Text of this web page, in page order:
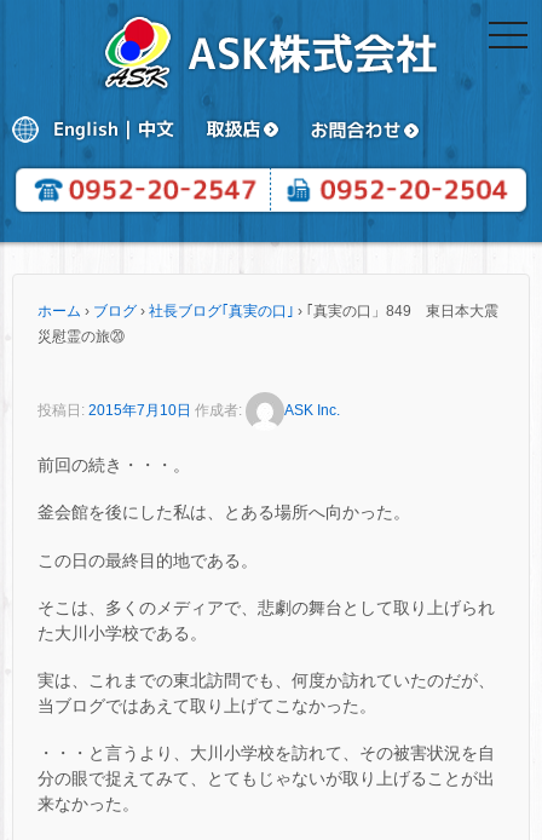
ホーム › ブログ › 社長ブログ｢真実の口｣ › ｢真実の口」849 東日本大震
災慰霊の旅⑳
投稿日: 2015年7月10日 作成者: ASK Inc.
前回の続き・・・。
釜会館を後にした私は、とある場所へ向かった。
この日の最終目的地である。
そこは、多くのメディアで、悲劇の舞台として取り上げられ
た大川小学校である。
実は、これまでの東北訪問でも、何度か訪れていたのだが、
当ブログではあえて取り上げてこなかった。
・・・と言うより、大川小学校を訪れて、その被害状況を自
分の眼で捉えてみて、とてもじゃないが取り上げることが出
来なかった。